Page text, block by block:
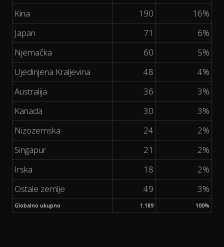
Kina 190
16%
Japan
71
6%
Njemačka
60
5%
Ujedinjena Kraljevina
48
4%
Australija
36
3%
Kanada
30
3%
Nizozemska
24
2%
Singapur
21
2%
Irska
18
2%
Ostale zemlje
49 3%
Globalno ukupno 1.189 100%